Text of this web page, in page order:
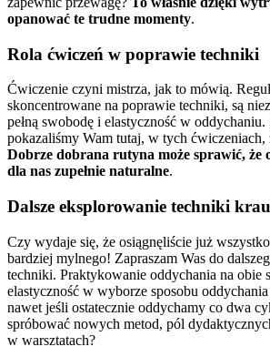
opanować te trudne momenty.
Rola ćwiczeń w poprawie techniki
Ćwiczenie czyni mistrza, jak to mówią.
skoncentrowane na poprawie techniki, są
pełną swobodę i elastyczność w
pokazaliśmy Wam tutaj, w tych ćwiczeniach,
Dobrze dobrana rutyna może sprawić, że
dla nas zupełnie naturalne.
Dalsze eksplorowanie techniki
Czy wydaje się, że osiągnęliście już
bardziej mylnego! Zapraszam Was do
techniki. Praktykowanie oddychania na obie
elastyczność w wyborze sposobu
nawet jeśli ostatecznie oddychamy co dwa
spróbować nowych metod, pól
w warsztatach?